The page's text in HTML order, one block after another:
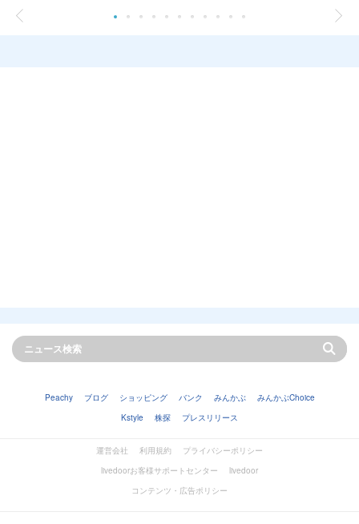
Peachy ブログ ショッピング バンク みんかぶ
みんかぶChoice
Kstyle
株探 プレスリリース
運営会社 利用規約
プライバシーポリシー
livedoorお客様サポートセンター
livedoor
コンテンツ・広告ポリシー